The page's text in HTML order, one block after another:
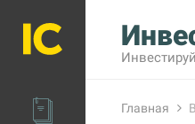
Главная